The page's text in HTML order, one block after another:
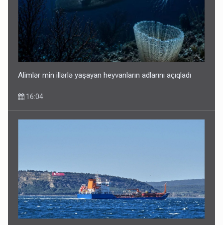
Alimlər min illərlə yaşayan heyvanların adlarını açıqladı
16:04